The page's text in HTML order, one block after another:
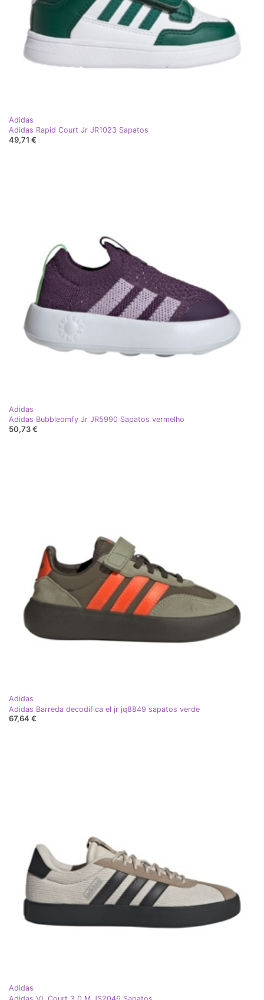
Adidas
Adidas Rapid Court Jr JR1023 Sapatos
49,71 €
Adidas
Adidas Bubbleomfy Jr JR5990 Sapatos vermelho
50,73 €
Adidas
Adidas Barreda decodifica el jr jq8849 sapatos verde
67,64 €
Adidas